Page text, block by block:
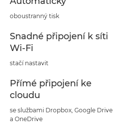
oboustranný tisk
Snadné připojení k síti
Wi-Fi
stačí nastavit
Přímé připojení ke
cloudu
se službami Dropbox, Google Drive
a OneDrive